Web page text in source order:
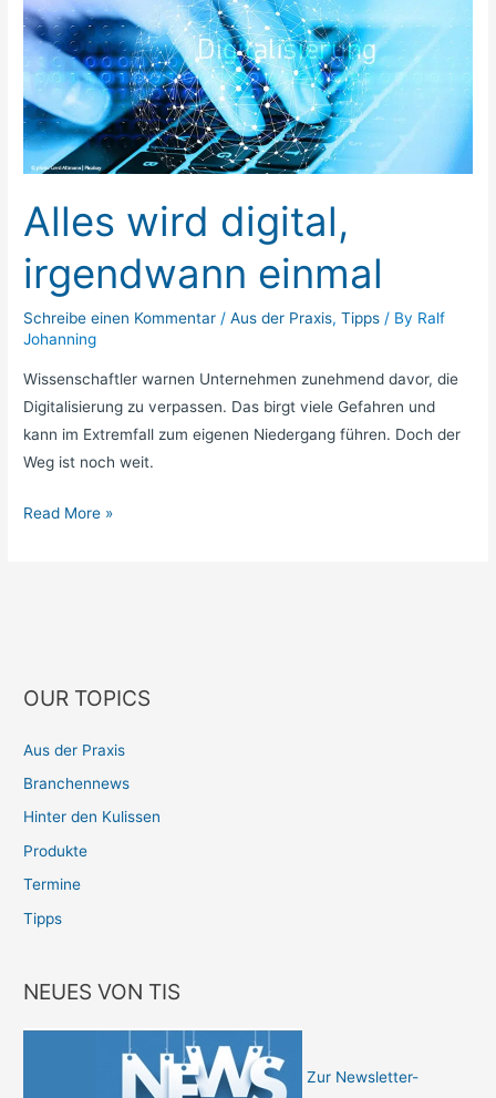
Alles wird digital,
irgendwann einmal
Schreibe einen Kommentar /Aus der Praxis,Tipps / By Ralf
Johanning
Wissenschaftler warnen Unternehmen zunehmend davor, die
Digitalisierung zu verpassen. Das birgt viele Gefahren und
kann im Extremfall zum eigenen Niedergang führen. Doch der
Weg ist noch weit.
wird
digital,
irgendwann
einmal
Read More »
OUR TOPICS
Aus der Praxis
Branchennews
Hinter den Kulissen
Produkte
Termine
Tipps
NEUES VON TIS
Zur Newsletter-